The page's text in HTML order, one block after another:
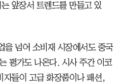
앞장서 트렌드를 만들고 있
을 넘어 소비재 시장에서도 중국
평가도 나온다. 시사 주간 이코
들이 고급 화장품이나 패션,